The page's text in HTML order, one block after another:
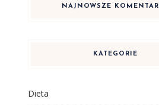
NAJNOWSZE
KATEGORIE
Dieta